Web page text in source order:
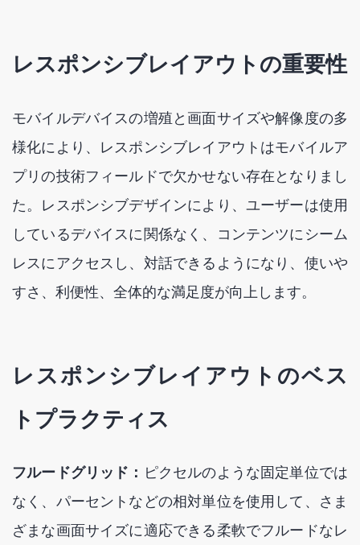
レスポンシブレイアウトの重要性
モバイルデバイスの増殖と画面サイズや解像度の多
様化により、レスポンシブレイアウトはモバイルア
プリの技術フィールドで欠かせない存在となりまし
た。レスポンシブデザインにより、ユーザーは使用
しているデバイスに関係なく、コンテンツにシーム
レスにアクセスし、対話できるようになり、使いや
すさ、利便性、全体的な満足度が向上します。
レスポンシブレイアウトのベス
トプラクティス
フルードグリッド： ピクセルのような固定単位では
なく、パーセントなどの相対単位を使用して、さま
ざまな画面サイズに適応できる柔軟でフルードなレ